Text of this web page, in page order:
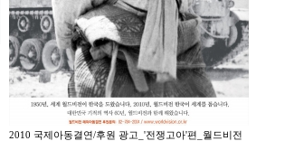
2010 국제아동결연/후원 광고_'전쟁고아'편_월드비전